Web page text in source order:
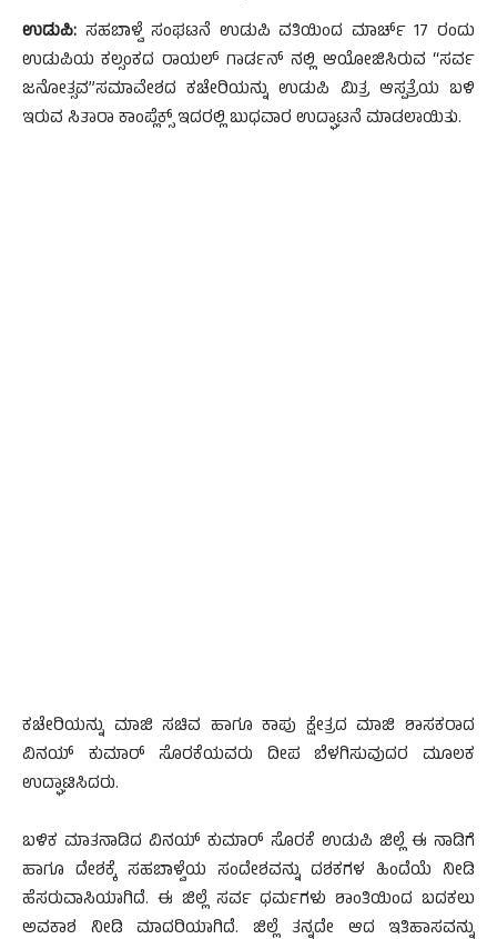
ಉಡುಪಿ: ಸಹಬಾಳ್ವೆ ಸಂಘಟನೆ ಉಡುಪಿ ವತಿಯಿಂದ ಮಾರ್ಚ್ 17 ರಂದು
ಉಡುಪಿಯ ಕಲ್ಸಂಕದ ರಾಯಲ್ ಗಾರ್ಡನ್ ನಲ್ಲಿ ಆಯೋಜಿಸಿರುವ “ಸರ್ವ
ಜನೋತ್ಸವ”ಸಮಾವೇಶದ ಕಚೇರಿಯನ್ನು ಉಡುಪಿ ಮಿತ್ರ ಆಸ್ಪತ್ರೆಯ ಬಳಿ
ಇರುವ ಸಿತಾರಾ ಕಾಂಪ್ಲೆಕ್ಸ್ ಇದರಲ್ಲಿ ಬುಧವಾರ ಉದ್ಘಾಟನೆ ಮಾಡಲಾಯಿತು.
ಕಚೇರಿಯನ್ನು ಮಾಜಿ ಸಚಿವ ಹಾಗೂ ಕಾಪು ಕ್ಷೇತ್ರದ ಮಾಜಿ ಶಾಸಕರಾದ
ವಿನಯ್ ಕುಮಾರ್ ಸೊರಕೆಯವರು ದೀಪ ಬೆಳಗಿಸುವುದರ ಮೂಲಕ
ಉದ್ಘಾಟಿಸಿದರು.
ಬಳಿಕ ಮಾತನಾಡಿದ ವಿನಯ್ ಕುಮಾರ್ ಸೊರಕೆ ಉಡುಪಿ ಜಿಲ್ಲೆ ಈ ನಾಡಿಗೆ
ಹಾಗೂ ದೇಶಕ್ಕೆ ಸಹಬಾಳ್ವೆಯ ಸಂದೇಶವನ್ನು ದಶಕಗಳ ಹಿಂದೆಯೆ ನೀಡಿ
ಹೆಸರುವಾಸಿಯಾಗಿದೆ. ಈ ಜಿಲ್ಲೆ ಸರ್ವ ಧರ್ಮಗಳು ಶಾಂತಿಯಿಂದ ಬದಕಲು
ಅವಕಾಶ ನೀಡಿ ಮಾದರಿಯಾಗಿದೆ. ಜಿಲ್ಲೆ ತನ್ನದೇ ಆದ ಇತಿಹಾಸವನ್ನು